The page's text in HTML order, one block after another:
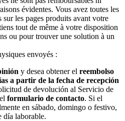
évidentes. Vous avez toutes les
les pages produits avant votre
tout de même à votre disposition
ou pour trouver une solution à un
envoyés :
y desea obtener el reembolso
a partir de la fecha de recepción
de devolución al Servicio de
formulario de contacto. Si el
en sábado, domingo o festivo,
día laborable.